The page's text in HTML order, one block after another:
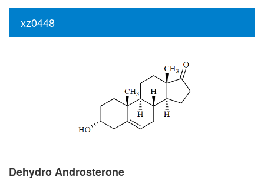
xz0448
Dehydro Androsterone